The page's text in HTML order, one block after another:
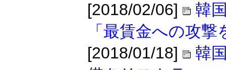
[2018/02/06]
韓
「最賃金への攻
[2018/01/18]
韓